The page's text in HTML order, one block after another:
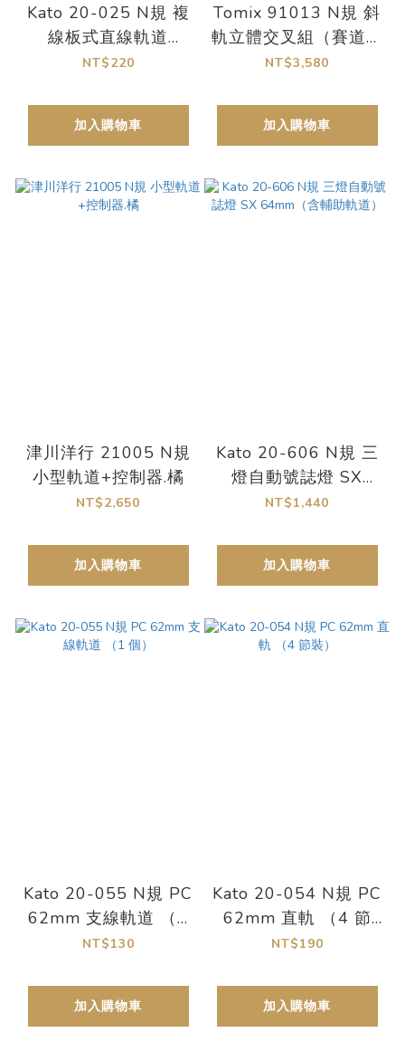
Kato 20-025 N規 複
線板式直線軌道
124mm（2入）
NT$220
加入購物車
Tomix 91013 N規 斜
軌立體交叉組（賽道樣
式 CC）
NT$3,580
加入購物車
津川洋行 21005 N規
小型軌道+控制器.橘
NT$2,650
加入購物車
Kato 20-606 N規 三
燈自動號誌燈 SX
64mm（含輔助軌
NT$1,440
加入購物車
Kato 20-055 N規 PC
62mm 支線軌道 （1
個）
NT$130
加入購物車
Kato 20-054 N規 PC
62mm 直軌 （4 節
裝）
NT$190
加入購物車